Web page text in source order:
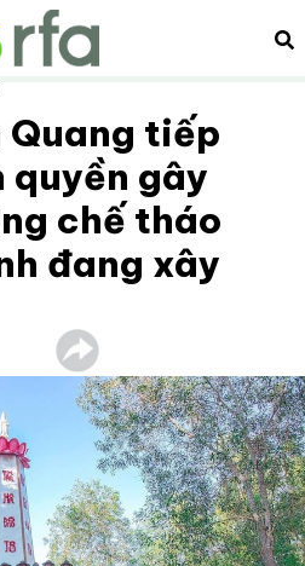
Quang tiếp
quyền gây
chế tháo
đang xây